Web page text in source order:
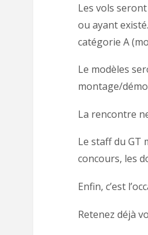
Les vols
ou ayant
catégorie A
Le modèles
montage/
La rencontre
Le staff du GT
concours, les
Enfin, c’est
Retenez déjà